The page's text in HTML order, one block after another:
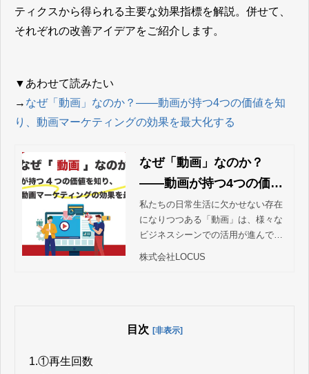
ティクスから得られる主要な効果指標を解説。併せて、
それぞれの改善アイデアをご紹介します。
▼あわせて読みたい
→ なぜ「動画」なのか？――動画が持つ4つの価値を知
り、動画マーケティングの効果を最大化する
なぜ「動画」なのか？
——動画が持つ4つの価値
を知り、動画マーケティ
ングの効果を最大化する |
私たちの日常生活に欠かせない存在
になりつつある「動画」は、様々な
ビジネスシーンでの活用が進んでい
ます。動画マーケティングや動画の
い、動画の特徴的な性質を解説しま
株式会社LOCUS
目次 [非表示]
1.①再生回数